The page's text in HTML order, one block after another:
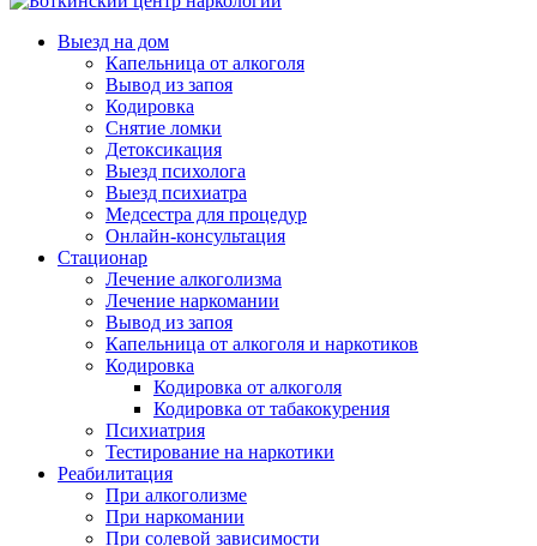
Выезд на дом
Капельница от алкоголя
Вывод из запоя
Кодировка
Снятие ломки
Детоксикация
Выезд психолога
Выезд психиатра
Медсестра для процедур
Онлайн-консультация
Стационар
Лечение алкоголизма
Лечение наркомании
Вывод из запоя
Капельница от алкоголя и наркотиков
Кодировка
Кодировка от алкоголя
Кодировка от табакокурения
Психиатрия
Тестирование на наркотики
Реабилитация
При алкоголизме
При наркомании
При солевой зависимости